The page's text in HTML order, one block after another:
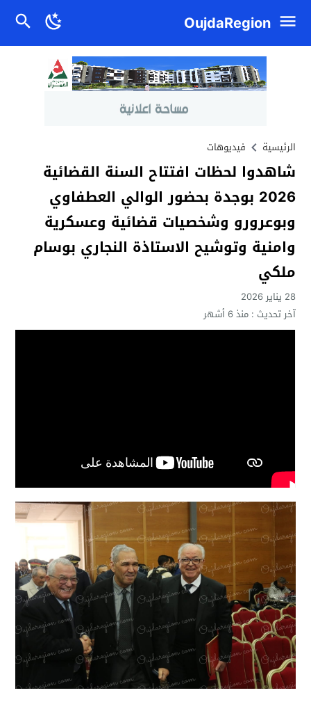
OujdaRegion
الرئيسية فيديوهات
شاهدوا لحظات افتتاح السنة القضائية
2026 بوجدة بحضور الوالي العطفاوي
وبوعرورو وشخصيات قضائية وعسكرية
وامنية وتوشيح الاستاذة النجاري بوسام
ملكي
28 يناير 2026
آخر تحديث :منذ 6 أشهر